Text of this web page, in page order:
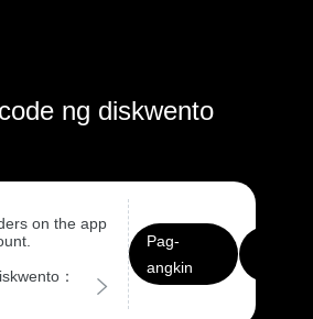
ng diskwento
on the app
：
Pag-
angkin